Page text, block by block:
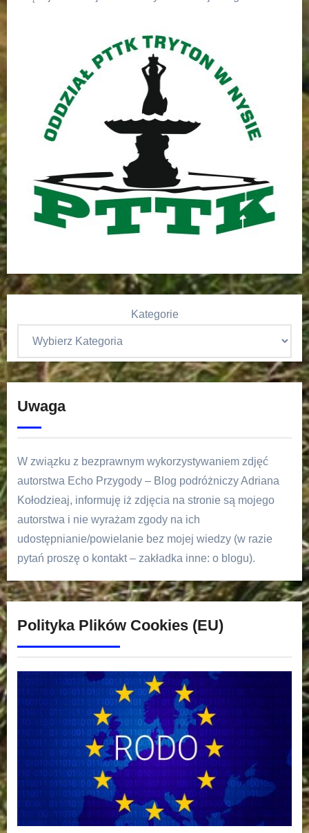
Kategorie
Uwaga
W związku z bezprawnym wykorzystywaniem zdjęć
autorstwa Echo Przygody – Blog podróżniczy Adriana
Kołodzieaj, informuję iż zdjęcia na stronie są mojego
autorstwa i nie wyrażam zgody na ich
udostępnianie/powielanie bez mojej wiedzy (w razie
pytań proszę o kontakt – zakładka inne: o blogu).
Polityka Plików Cookies (EU)